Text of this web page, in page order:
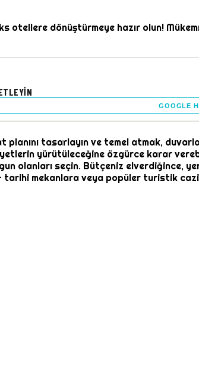
otellere dönüştürmeye hazır olun!
GOOGLE
planını tasarlayın ve temel atmak,
yürütüleceğine özgürce karar
olanları seçin. Bütçeniz
mekanlara veya popüler turistik